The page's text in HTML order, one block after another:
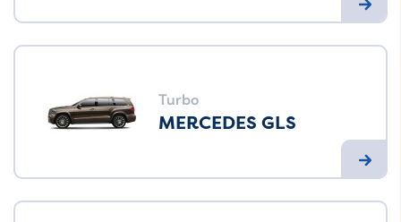
Turbo
MERCEDES GLS